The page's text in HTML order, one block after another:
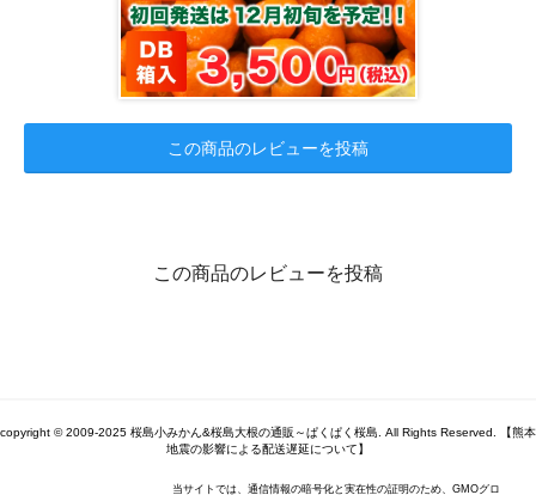
この商品のレビューを投稿
この商品のレビューを投稿
copyright © 2009-2025 桜島小みかん&桜島大根の通販～ぱくぱく桜島. All Rights Reserved. 【熊本
地震の影響による配送遅延について】
当サイトでは、通信情報の暗号化と実在性の証明のため、GMOグロ